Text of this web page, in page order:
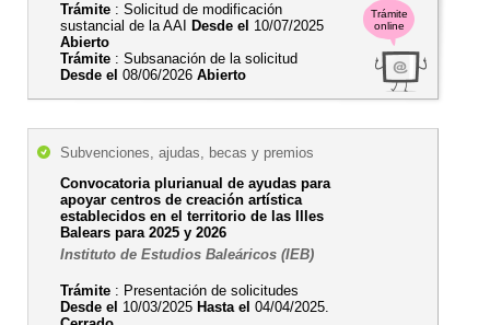
Trámite
online
Trámite : Solicitud de modificación
sustancial de la AAI
Desde el 10/07/2025
Abierto
Trámite : Subsanación de la solicitud
Desde el 08/06/2026 Abierto
Subvenciones, ajudas, becas y premios
Convocatoria plurianual de ayudas para
apoyar centros de creación artística
establecidos en el territorio de las Illes
Balears para 2025 y 2026
Instituto de Estudios Baleáricos (IEB)
Trámite : Presentación de solicitudes
Desde el 10/03/2025 Hasta el 04/04/2025.